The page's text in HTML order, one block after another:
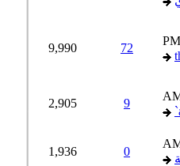
72
9,990
2,905
1,936